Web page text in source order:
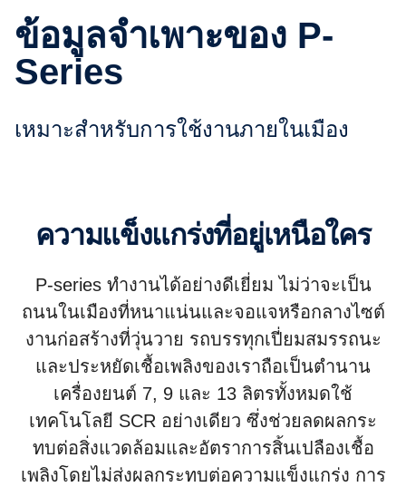
ข้อมูลจำเพาะของ P-
Series
เหมาะสำหรับการใช้งานภายในเมือง
ความแข็งแกร่งที่อยู่เหนือใคร
P-series ทำงานได้อย่างดีเยี่ยม ไม่ว่าจะเป็น
ถนนในเมืองที่หนาแน่นและจอแจหรือกลางไซต์
งานก่อสร้างที่วุ่นวาย รถบรรทุกเปี่ยมสมรรถนะ
และประหยัดเชื้อเพลิงของเราถือเป็นตำนาน
เครื่องยนต์ 7, 9 และ 13 ลิตรทั้งหมดใช้
เทคโนโลยี SCR อย่างเดียว ซึ่งช่วยลดผลกระ
ทบต่อสิ่งแวดล้อมและอัตราการสิ้นเปลืองเชื้อ
เพลิงโดยไม่ส่งผลกระทบต่อความแข็งแกร่ง การ